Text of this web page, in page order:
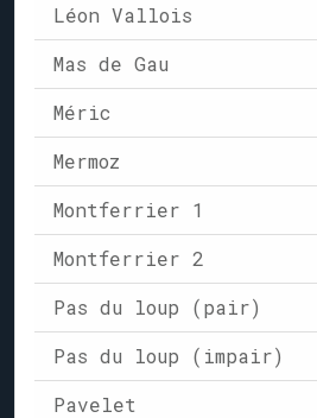
Léon Vallois
Mas de Gau
Méric
Mermoz
Montferrier 1
Montferrier 2
Pas du loup (pair)
Pas du loup (impair)
Pavelet